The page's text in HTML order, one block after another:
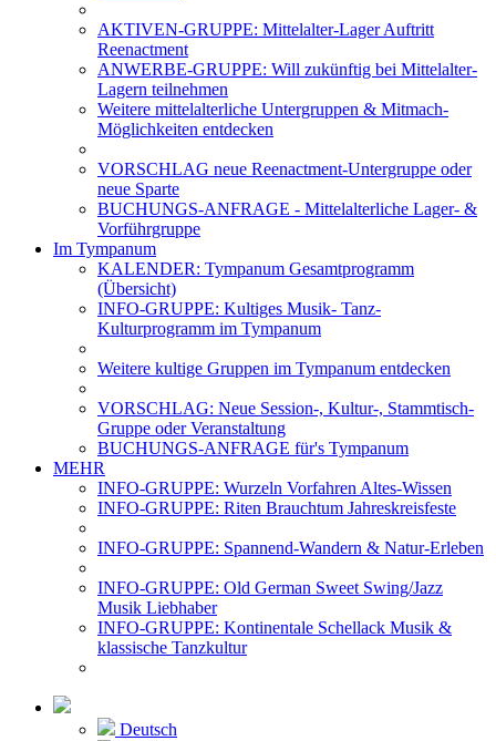
AKTIVEN-GRUPPE: Mittelalter-Lager Auftritt
Reenactment
ANWERBE-GRUPPE: Will zukünftig bei Mittelalter-
Lagern teilnehmen
Weitere mittelalterliche Untergruppen & Mitmach-
Möglichkeiten entdecken
VORSCHLAG neue Reenactment-Untergruppe oder
neue Sparte
BUCHUNGS-ANFRAGE - Mittelalterliche Lager- &
Vorführgruppe
Im Tympanum
KALENDER: Tympanum Gesamtprogramm
(Übersicht)
INFO-GRUPPE: Kultiges Musik- Tanz-
Kulturprogramm im Tympanum
Weitere kultige Gruppen im Tympanum entdecken
VORSCHLAG: Neue Session-, Kultur-, Stammtisch-
Gruppe oder Veranstaltung
BUCHUNGS-ANFRAGE für's Tympanum
MEHR
INFO-GRUPPE: Wurzeln Vorfahren Altes-Wissen
INFO-GRUPPE: Riten Brauchtum Jahreskreisfeste
INFO-GRUPPE: Spannend-Wandern & Natur-Erleben
INFO-GRUPPE: Old German Sweet Swing/Jazz
Musik Liebhaber
INFO-GRUPPE: Kontinentale Schellack Musik &
klassische Tanzkultur
Deutsch